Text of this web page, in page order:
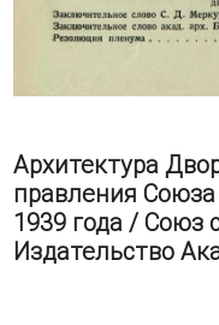
Архитектура
правления
1939 года / Союз
Издательство